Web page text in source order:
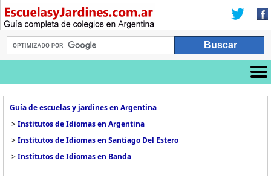
Guía de escuelas y jardines en Argentina
>Institutos de Idiomas en Argentina
>Institutos de Idiomas en Santiago Del Estero
>Institutos de Idiomas en Banda